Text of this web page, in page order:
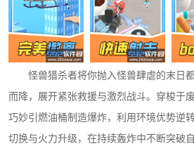
怪兽猎杀者将你抛入怪兽肆虐的末日
而降，展开紧张救援与激烈战斗。穿梭于
巧妙引燃油桶制造爆炸，利用环境优势逆
切换与火力升级，在持续轰炸中不断突破